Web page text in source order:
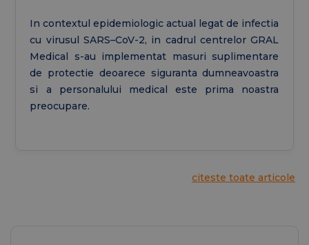
In contextul epidemiologic actual legat de infectia
cu virusul SARS–CoV-2, in cadrul centrelor GRAL
Medical s-au implementat masuri suplimentare
de protectie deoarece siguranta dumneavoastra
si a personalului medical este prima noastra
preocupare.
citeste toate articole